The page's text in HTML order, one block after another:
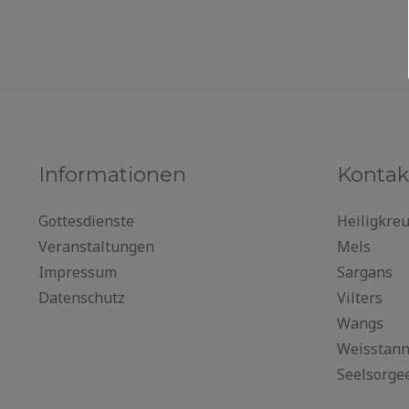
Informationen
Gottesdienste
Veranstaltungen
Impressum
Datenschutz
Mels
Sargans
Vilters
Wangs